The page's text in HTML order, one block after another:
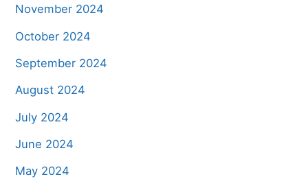
November 2024
October 2024
September 2024
August 2024
July 2024
June 2024
May 2024